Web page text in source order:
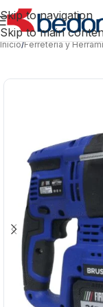
Skip to navigation
Skip to main
Inicio/Ferretería y